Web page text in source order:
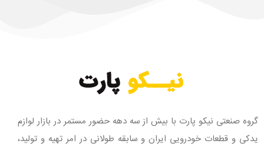
گروه صنعتی نیکو پارت با بیش از سه دهه حضور مستمر در بازار لوازم
یدکی و قطعات خودرویی ایران و سابقه طولانی در امر تهیه و تولید،